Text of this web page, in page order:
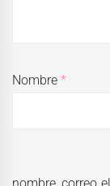
Nombre*